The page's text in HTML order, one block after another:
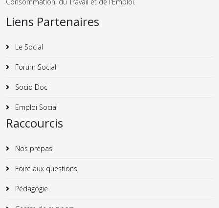
Liens Partenaires
Le Social
Forum Social
Socio Doc
Emploi Social
Raccourcis
Nos prépas
Foire aux questions
Pédagogie